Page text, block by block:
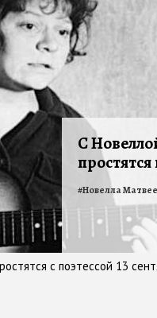
С
с поэтессой 13
#Новелла